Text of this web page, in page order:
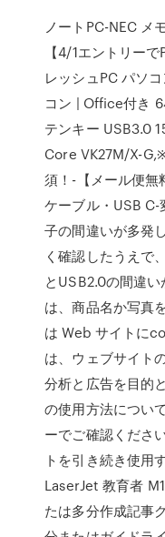
ノートPC-NEC メ
【4/1エントリー
レッシュPC パソ
コン | Office付き
テンキー USB3.0
Core VK27M/X-
須！-【メール便
ケーブル・USB
子の間違いが多発
く確認したうえで
とUSB2.0の間違
は、商品名か写真
は Web サイトに
は、ウェブサイト
分析と広告を目的
の使用方法につい
ーでご確認くださ
トを引き続き使用
LaserJet 教育者
たは多分作成記事